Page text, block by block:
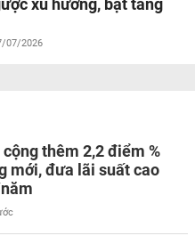
xu hướng, bật tăng
07/2026
thêm 2,2 điểm %
mới, đưa lãi suất cao